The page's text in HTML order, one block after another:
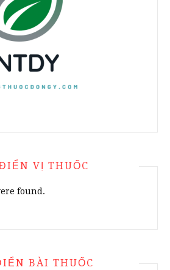
VỊ THUỐC
found.
BÀI THUỐC